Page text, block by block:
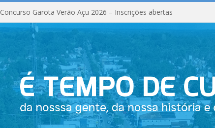
Concurso Garota Verão Açu 2026 – Inscrições abertas